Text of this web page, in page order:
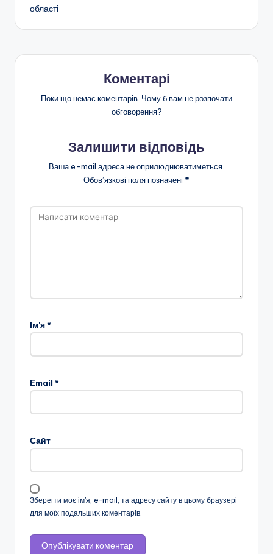
області
Коментарі
Поки що немає коментарів. Чому б вам не розпочати
обговорення?
Залишити відповідь
Ваша e-mail адреса не оприлюднюватиметься.
Обов’язкові поля позначені *
Ім'я*
Email *
Сайт
Зберегти моє ім'я, e-mail, та адресу сайту в цьому браузері
для моїх подальших коментарів.